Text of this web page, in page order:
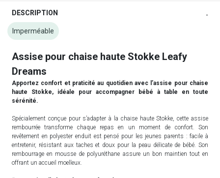
DESCRIPTION -
Imperméable
Assise pour chaise haute Stokke Leafy
Dreams
Apportez confort et praticité au quotidien avec l’assise pour chaise
haute Stokke, idéale pour accompagner bébé à table en toute
sérénité.
Spécialement conçue pour s’adapter à la chaise haute Stokke, cette assise
rembourrée transforme chaque repas en un moment de confort. Son
revêtement en polyester enduit est pensé pour les jeunes parents : facile à
entretenir, résistant aux taches et doux pour la peau délicate de bébé. Son
rembourrage en mousse de polyuréthane assure un bon maintien tout en
offrant un accueil moelleux.